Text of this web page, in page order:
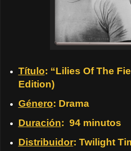
Título: “Lilies Of The
Edition)
Género: Drama
Duración: 94 minutos
Distribuidor: Twilight